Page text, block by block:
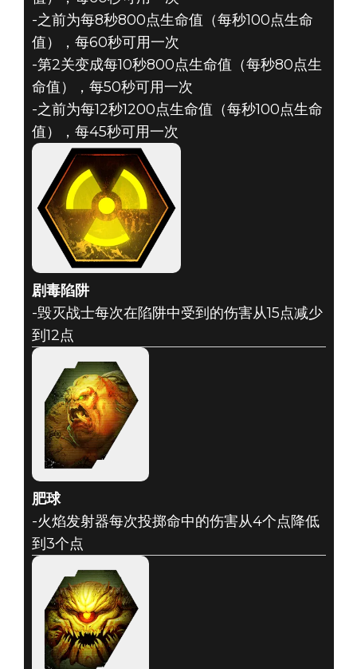
-之前为每8秒800点生命值（每秒100点生命
值），每60秒可用一次
-第2关变成每10秒800点生命值（每秒80点生
命值），每50秒可用一次
-之前为每12秒1200点生命值（每秒100点生命
值），每45秒可用一次
剧毒陷阱
-毁灭战士每次在陷阱中受到的伤害从15点减少
到12点
肥球
-火焰发射器每次投掷命中的伤害从4个点降低
到3个点